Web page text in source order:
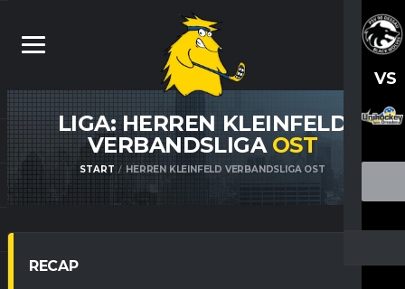
VS
LIGA: HERREN KLEINFELD
VERBANDSLIGA OST
START HERREN KLEINFELD VERBANDSLIGA OST
RECAP